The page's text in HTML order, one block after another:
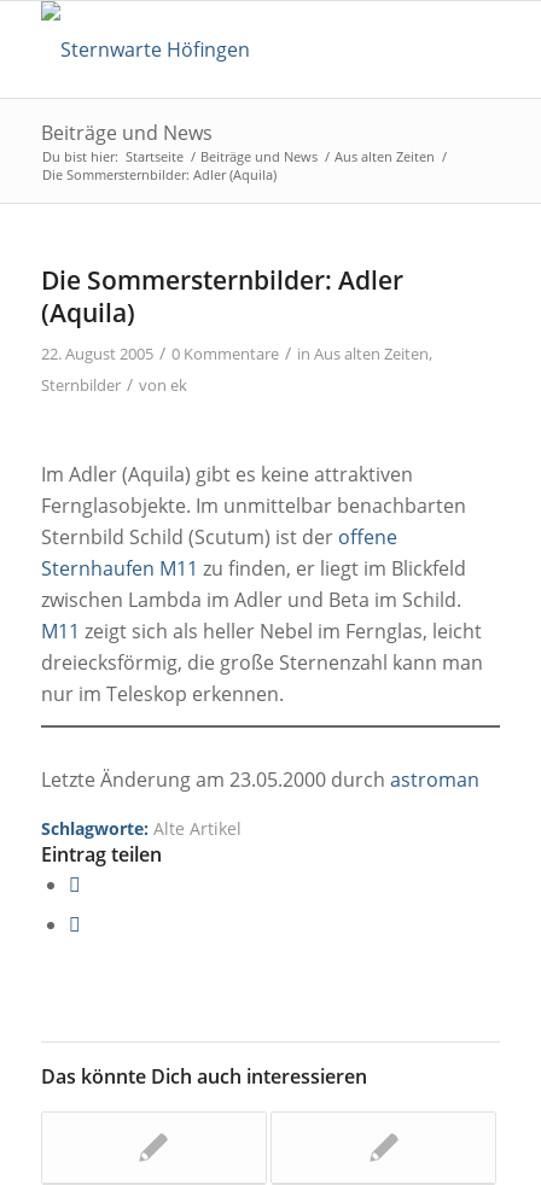
Beiträge und News
Du bist hier: Startseite / Beiträge und News / Aus alten Zeiten /
Die Sommersternbilder: Adler (Aquila)
Die Sommersternbilder: Adler
(Aquila)
22. August 2005 / 0 Kommentare / in Aus alten Zeiten,
Sternbilder / von ek
Im Adler (Aquila) gibt es keine attraktiven
Fernglasobjekte. Im unmittelbar benachbarten
Sternbild Schild (Scutum) ist der offene
Sternhaufen M11 zu finden, er liegt im Blickfeld
zwischen Lambda im Adler und Beta im Schild.
M11 zeigt sich als heller Nebel im Fernglas, leicht
dreiecksförmig, die große Sternenzahl kann man
nur im Teleskop erkennen.
Letzte Änderung am 23.05.2000 durch astroman
Schlagworte: Alte Artikel
Eintrag teilen
Das könnte Dich auch interessieren